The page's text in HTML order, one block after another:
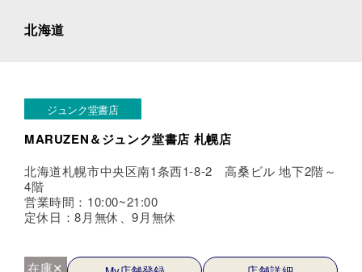
北海道
ジュンク堂書店
MARUZEN＆ジュンク堂書店 札幌店
北海道札幌市中央区南1条西1-8-2 高桑ビル 地下2階～
4階
営業時間：10:00~21:00
定休日：8月無休、9月無休
在庫✕